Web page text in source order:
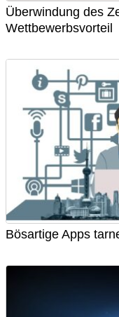
Überwindung des
Wettbewerbsvorteil
Bösartige Apps